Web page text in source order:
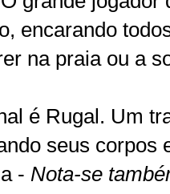
encarando
na praia ou a
é Rugal. Um
seus corpos
- Nota-se